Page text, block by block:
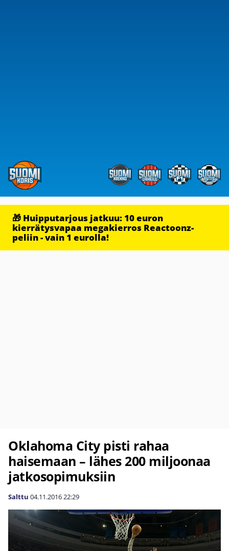
🎁 Huipputarjous jatkuu: 10 euron
kierrätysvapaa megakierros Reactoonz-
peliin - vain 1 eurolla!
Oklahoma City pisti rahaa
haisemaan – lähes 200 miljoonaa
jatkosopimuksiin
Salttu 04.11.201622:29